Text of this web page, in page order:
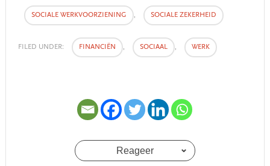
SOCIALE WERKVOORZIENING , SOCIALE ZEKERHEID
FILED UNDER: FINANCIËN , SOCIAAL , WERK
Reageer